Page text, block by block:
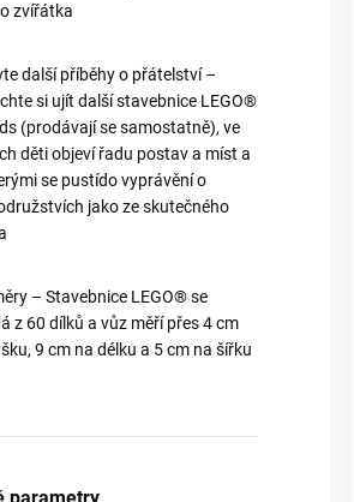
zvířátka
další příběhy o přátelství –
si ujít další stavebnice LEGO®
(prodávají se samostatně), ve
děti objeví řadu postav a míst a
se pustído vyprávění o
jako ze skutečného
– Stavebnice LEGO® se
z 60 dílků a vůz měří přes 4 cm
9 cm na délku a 5 cm na šířku